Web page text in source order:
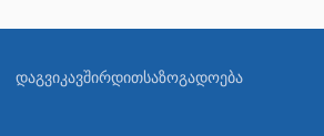
დაგვიკავშირდითსაზოგადოება